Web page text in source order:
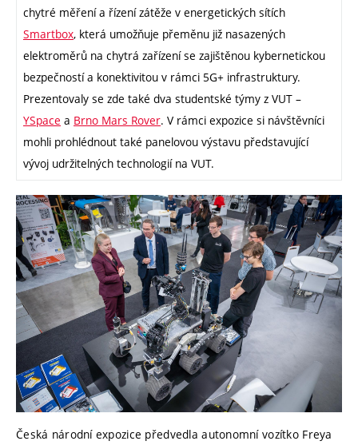
chytré měření a řízení zátěže v energetických sítích
Smartbox, která umožňuje přeměnu již nasazených
elektroměrů na chytrá zařízení se zajištěnou kybernetickou
bezpečností a konektivitou v rámci 5G+ infrastruktury.
Prezentovaly se zde také dva studentské týmy z VUT –
YSpace a Brno Mars Rover. V rámci expozice si návštěvníci
mohli prohlédnout také panelovou výstavu představující
vývoj udržitelných technologií na VUT.
Česká národní expozice předvedla autonomní vozítko Freya